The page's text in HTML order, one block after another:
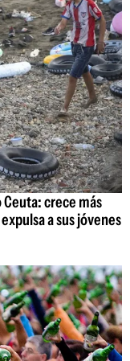
crece más
a sus jóvenes